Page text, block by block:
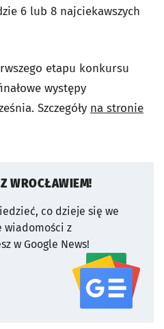
6 lub 8 najciekawszych
etapu konkursu
występy
Szczegóły na stronie
WROCŁAWIEM!
co dzieje się we
wiadomości z
w Google News!
serwisu